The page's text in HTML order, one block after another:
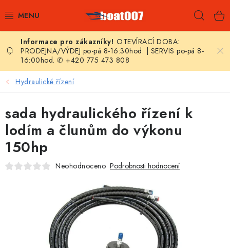
na
E-SHOP
AKČNÍ SLEVY
ZPRAVODAJ
KONTAKTY
NAFUKOVACÍ ČLUNY
MOTOROVÉ ČLUNY
OTEVÍRACÍ DOBA:
PRODEJNA/VÝDEJ po-pá 8-16:30hod. | SERVIS po-pá 8-
16:00hod. ✆ +420 775 473 808
Hydraulické řízení
sada hydraulického řízení k
lodím a člunům do výkonu
150hp
Neohodnoceno Podrobnosti hodnocení